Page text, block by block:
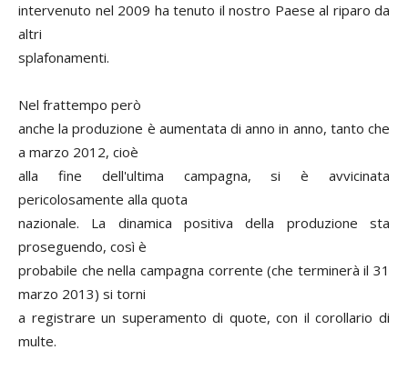
intervenuto nel 2009 ha tenuto il nostro Paese al riparo da
altri
splafonamenti.
Nel frattempo però
anche la produzione è aumentata di anno in anno, tanto che
a marzo 2012, cioè
alla fine dell'ultima campagna, si è avvicinata
pericolosamente alla quota
nazionale. La dinamica positiva della produzione sta
proseguendo, così è
probabile che nella campagna corrente (che terminerà il 31
marzo 2013) si torni
a registrare un superamento di quote, con il corollario di
multe.